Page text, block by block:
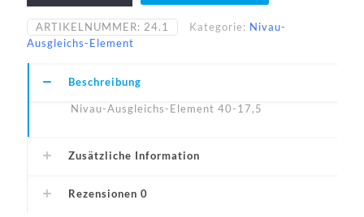
A1
Menge
ARTIKELNUMMER: 24.1 Kategorie: Nivau-
Ausgleichs-Element
Beschreibung
Nivau-Ausgleichs-Element 40-17,5
Zusätzliche Information
Rezensionen 0